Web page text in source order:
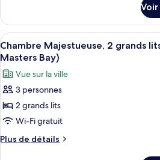
Majestueuse,
très
grand
lit
et
1
canapé-
lit,
vue
le
type
de
chambre
Majestueuse,
grand
lit
1
Afficher
toutes
les
photos
pour
ce
type
de
Une
2
Chambre Majestueuse, 2 grands
Masters Bay)
Vue sur la ville
3 personnes
2 grands lits
Wi-Fi gratuit
Plus de détails
Plus